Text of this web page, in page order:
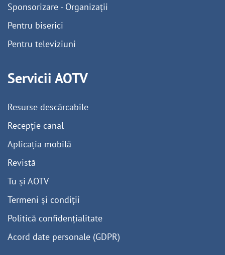
Sponsorizare - Organizații
Pentru biserici
Pentru televiziuni
Servicii AOTV
Resurse descărcabile
Recepție canal
Aplicația mobilă
Revistă
Tu și AOTV
Termeni și condiții
Politică confidențialitate
Acord date personale (GDPR)